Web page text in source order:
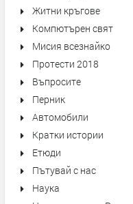
Житни кръгове
Компютърен свят
Мисия всезнайко
Протести 2018
Въпросите
Перник
Автомобили
Кратки истории
Етюди
Пътувай с нас
Наука